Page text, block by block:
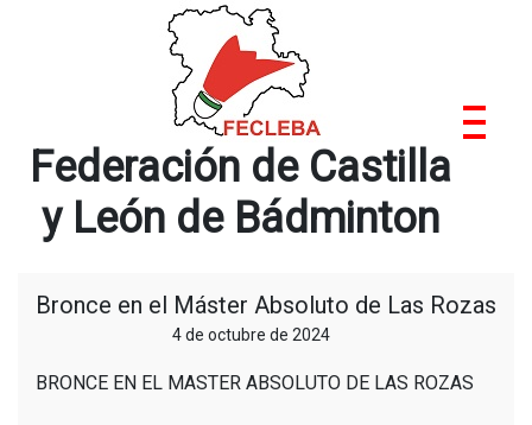
Federación de Castilla
y León de Bádminton
Bronce en el Máster Absoluto de Las Rozas
4 de octubre de 2024
BRONCE EN EL MASTER ABSOLUTO DE LAS ROZAS